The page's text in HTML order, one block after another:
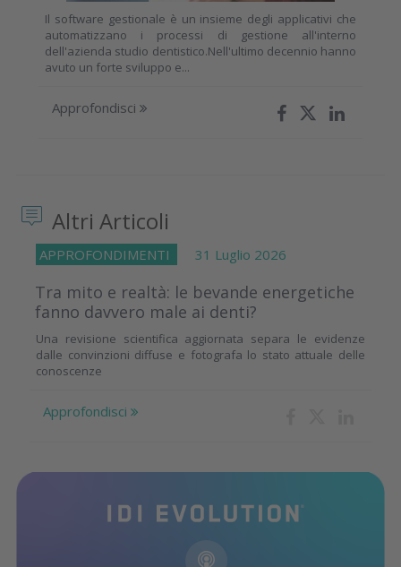
Il software gestionale è un insieme degli applicativi che
automatizzano i processi di gestione all'interno
dell'azienda studio dentistico.Nell'ultimo decennio hanno
avuto un forte sviluppo e...
Approfondisci
Altri Articoli
APPROFONDIMENTI 31 Luglio 2026
Tra mito e realtà: le bevande energetiche
fanno davvero male ai denti?
Una revisione scientifica aggiornata separa le evidenze
dalle convinzioni diffuse e fotografa lo stato attuale delle
conoscenze
Approfondisci